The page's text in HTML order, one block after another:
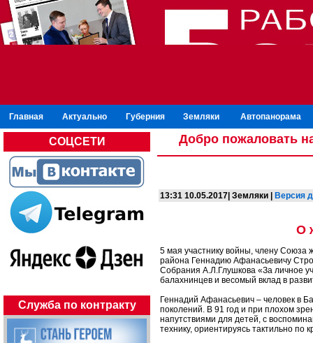
Главная Актуально Губерния Земляки Автопанорама
СОЦСЕТИ
Служба по контракту
Добро пожаловать
13:31 10.05.2017| Земляки | Версия
О
5 мая участнику войны, члену Союза
района Геннадию Афанасьевичу
Собрания А.Л.Глушкова «За личное
балахнинцев и весомый вклад в
Геннадий Афанасьевич – человек в
поколений. В 91 год и при плохом
напутствиями для детей, с
технику, ориентируясь тактильно по